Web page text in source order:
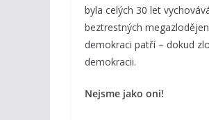
byla celých 30 let
beztrestných
demokraci patří – dokud
demokracii.
Nejsme jako oni!